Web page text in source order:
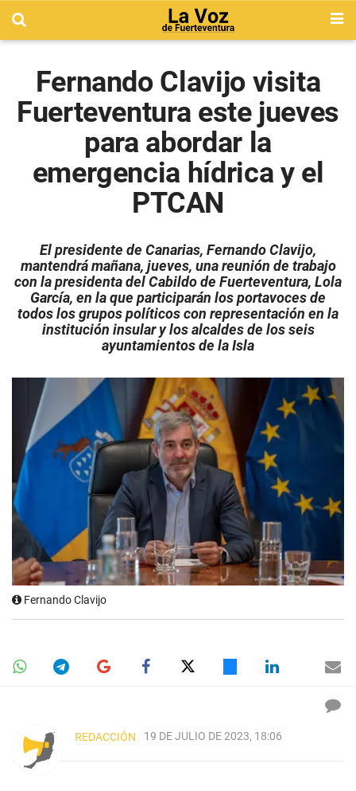
Fernando Clavijo visita
Fuerteventura este jueves
para abordar la
emergencia hídrica y el
PTCAN
El presidente de Canarias, Fernando Clavijo,
mantendrá mañana, jueves, una reunión de trabajo
con la presidenta del Cabildo de Fuerteventura, Lola
García, en la que participarán los portavoces de
todos los grupos políticos con representación en la
institución insular y los alcaldes de los seis
ayuntamientos de la Isla
Fernando Clavijo
REDACCIÓN 19 DE JULIO DE 2023, 18:06